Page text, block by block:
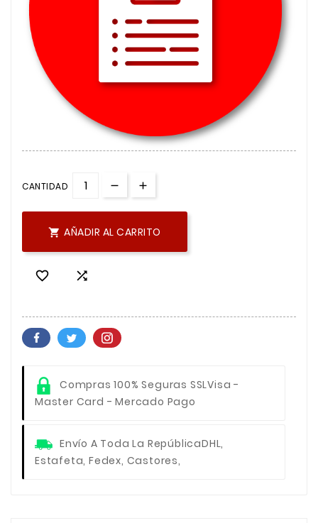
CANTIDAD
 AÑADIR AL CARRITO
 
Compras 100% Seguras SSLVisa -
Master Card - Mercado Pago
Envío A Toda La RepúblicaDHL,
Estafeta, Fedex, Castores,